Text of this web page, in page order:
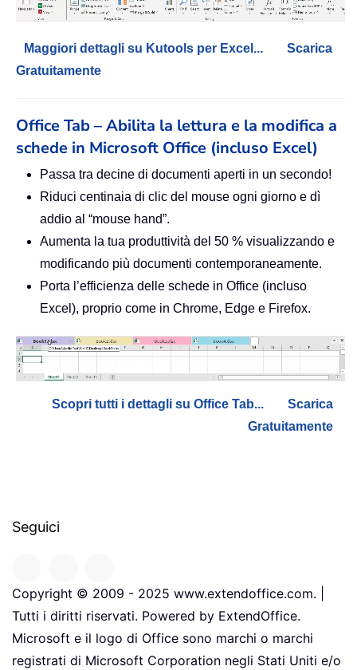
Maggiori dettagli su Kutools per Excel...
Scarica
Gratuitamente
Office Tab – Abilita la lettura e la modifica a
schede in Microsoft Office (incluso Excel)
Passa tra decine di documenti aperti in un secondo!
Riduci centinaia di clic del mouse ogni giorno e dì
addio al “mouse hand”.
Aumenta la tua produttività del 50 % visualizzando e
modificando più documenti contemporaneamente.
Porta l’efficienza delle schede in Office (incluso
Excel), proprio come in Chrome, Edge e Firefox.
Scopri tutti i dettagli su Office Tab...
Scarica
Gratuitamente
Seguici
Copyright © 2009 - 2025 www.extendoffice.com. |
Tutti i diritti riservati. Powered by ExtendOffice.
Microsoft e il logo di Office sono marchi o marchi
registrati di Microsoft Corporation negli Stati Uniti e/o